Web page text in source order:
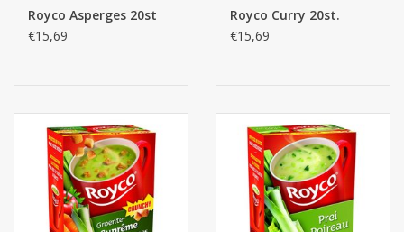
Royco Asperges 20st
€15,69
Royco Curry 20st.
€15,69